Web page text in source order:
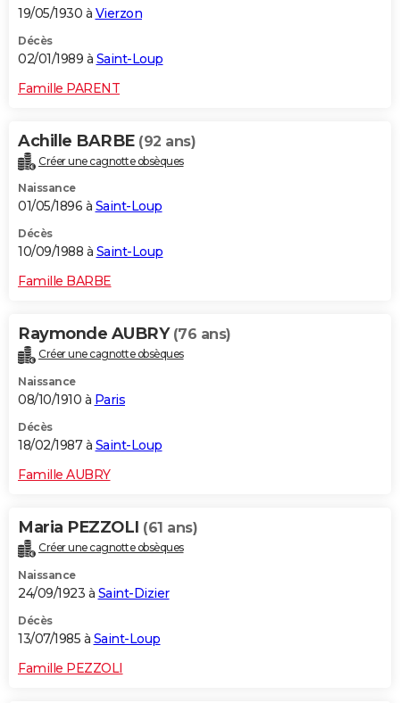
19/05/1930 à Vierzon
Décès
02/01/1989 à Saint-Loup
Famille PARENT
Achille BARBE (92 ans)
Créer une cagnotte obsèques
Naissance
01/05/1896 à Saint-Loup
Décès
10/09/1988 à Saint-Loup
Famille BARBE
Raymonde AUBRY (76 ans)
Créer une cagnotte obsèques
Naissance
08/10/1910 à Paris
Décès
18/02/1987 à Saint-Loup
Famille AUBRY
Maria PEZZOLI (61 ans)
Créer une cagnotte obsèques
Naissance
24/09/1923 à Saint-Dizier
Décès
13/07/1985 à Saint-Loup
Famille PEZZOLI